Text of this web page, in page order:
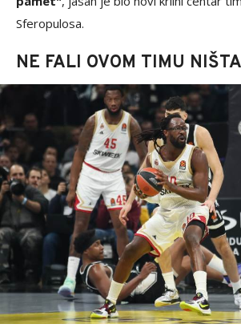
Sferopulosa.
NE FALI OVOM TIMU